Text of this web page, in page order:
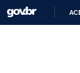
Skip to main content